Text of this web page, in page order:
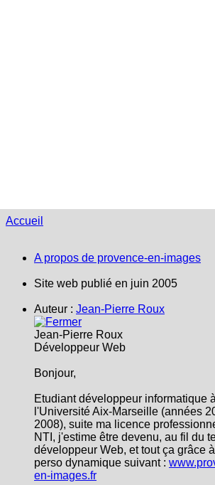
Accueil
A propos de provence-en-images
Site web publié en juin 2005
Auteur : Jean-Pierre Roux
Jean-Pierre Roux
Développeur Web
Bonjour,
Etudiant développeur informatique à
l'Université Aix-Marseille (années
2008), suite ma licence
NTI, j'estime être devenu, au fil du
développeur Web, et tout ça grâce
perso dynamique suivant :
en-images.fr